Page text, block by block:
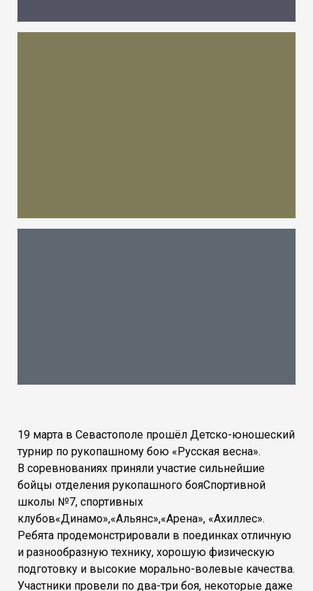
19 марта в Севастополе прошёл Детско-юношеский
турнир по рукопашному бою «Русская весна».
В соревнованиях приняли участие сильнейшие
бойцы отделения рукопашного бояСпортивной
школы №7, спортивных
клубов«Динамо»,«Альянс»,«Арена», «Ахиллес».
Ребята продемонстрировали в поединках отличную
и разнообразную технику, хорошую физическую
подготовку и высокие морально-волевые качества.
Участники провели по два-три боя, некоторые даже